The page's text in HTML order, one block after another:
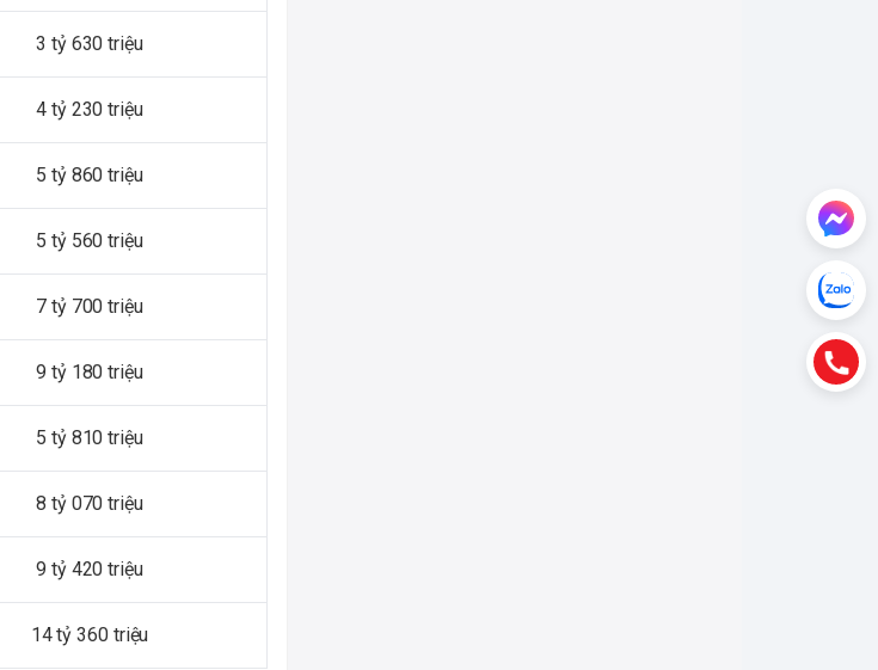
3 tỷ 630 triệu
4 tỷ 230 triệu
5 tỷ 860 triệu
5 tỷ 560 triệu
7 tỷ 700 triệu
9 tỷ 180 triệu
5 tỷ 810 triệu
8 tỷ 070 triệu
9 tỷ 420 triệu
14 tỷ 360 triệu